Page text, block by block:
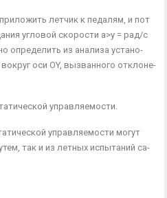
летчик к педалям, и пот­
угловой скорости а>у = рад/с
определить из анализа устано­
оси OY, вызванного отклоне­
управляемости.
управляемости могут
так и из летных испытаний са­